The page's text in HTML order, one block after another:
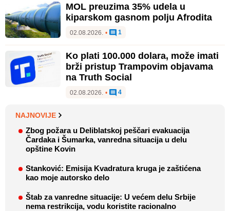
MOL preuzima 35% udela u
kiparskom gasnom polju Afrodita
02.08.2026. • 1
Ko plati 100.000 dolara, može imati
brži pristup Trampovim objavama
na Truth Social
02.08.2026. • 4
NAJNOVIJE
Zbog požara u Deliblatskoj peščari evakuacija
Čardaka i Šumarka, vanredna situacija u delu
opštine Kovin
Stanković: Emisija Kvadratura kruga je zaštićena
kao moje autorsko delo
Štab za vanredne situacije: U većem delu Srbije
nema restrikcija, vodu koristite racionalno